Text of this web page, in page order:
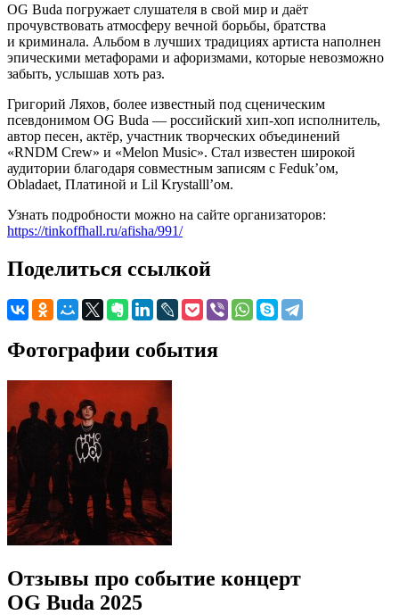
OG Buda погружает слушателя в свой мир и даёт
прочувствовать атмосферу вечной борьбы, братства
и криминала. Альбом в лучших традициях артиста наполнен
эпическими метафорами и афоризмами, которые невозможно
забыть, услышав хоть раз.
Григорий Ляхов, более известный под сценическим
псевдонимом OG Buda — российский хип-хоп исполнитель,
автор песен, актёр, участник творческих объединений
«RNDM Crew» и «Melon Music». Стал известен широкой
аудитории благодаря совместным записям с Feduk’ом,
Obladaet, Платиной и Lil Krystalll’ом.
Узнать подробности можно на сайте организаторов:
https://tinkoffhall.ru/afisha/991/
Поделиться ссылкой
Фотографии события
Отзывы про событие концерт
OG Buda 2025